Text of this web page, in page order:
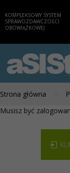
KOMPLEKSOWY SYSTEM
SPRAWOZDAWCZOŚCI
OBOWIĄZKOWEJ
Strona główna
Musisz być